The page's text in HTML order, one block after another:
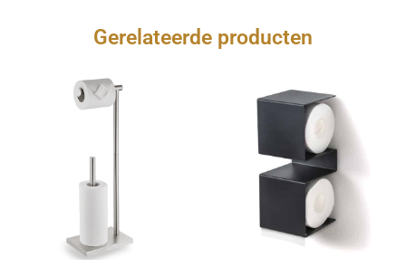
Gerelateerde producten